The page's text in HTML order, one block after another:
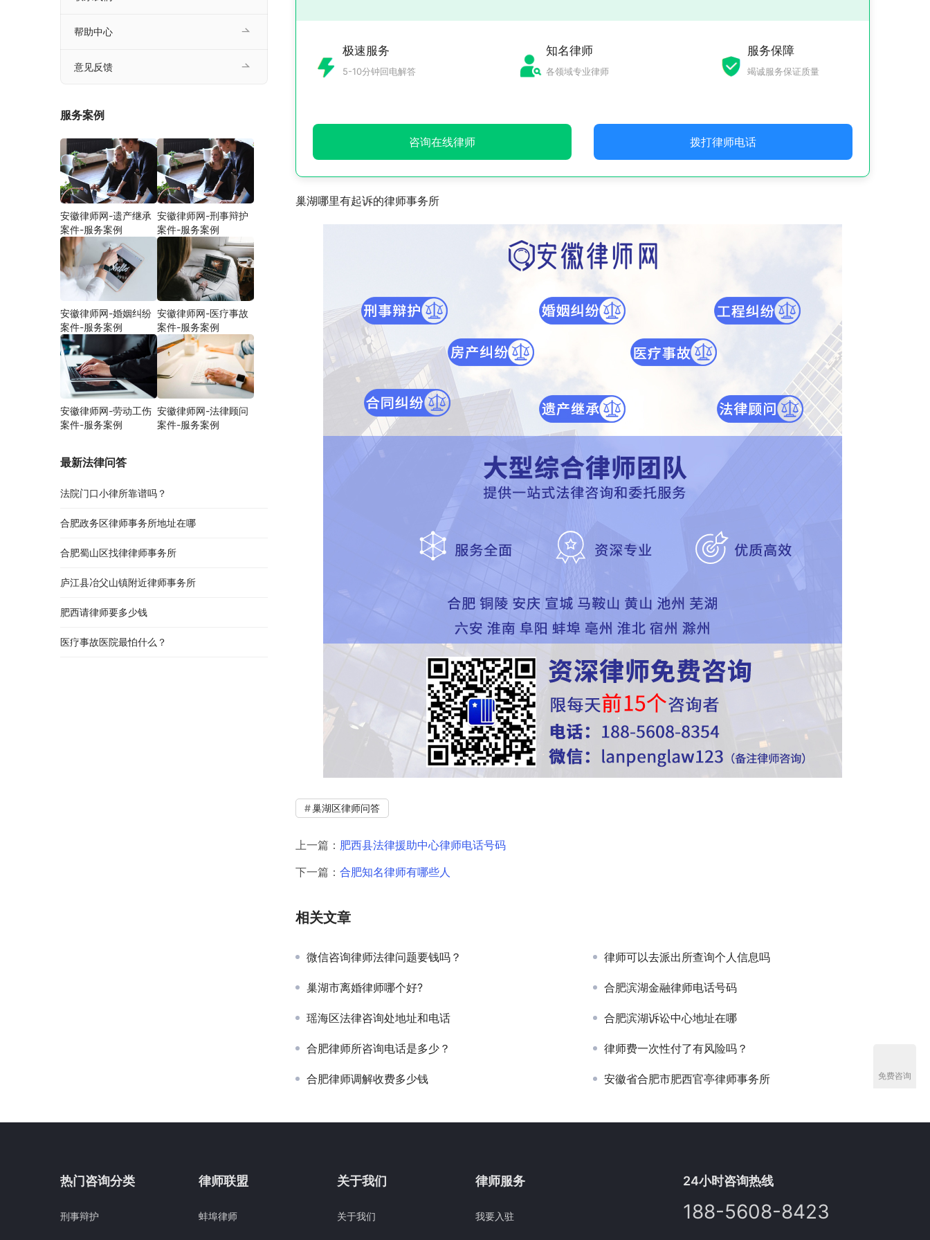
极速服务
5-10分钟回电解答
知名律师
各领域专业律师
服务保障
竭诚服务保证质量
咨询在线律师 拨打律师电话
巢湖哪里有起诉的律师事务所
巢湖区律师问答
上一篇： 肥西县法律援助中心律师电话号码
下一篇： 合肥知名律师有哪些人
相关文章
微信咨询律师法律问题要钱吗？ 律师可以去派出所查询个人信息吗
巢湖市离婚律师哪个好? 合肥滨湖金融律师电话号码
瑶海区法律咨询处地址和电话 合肥滨湖诉讼中心地址在哪
合肥律师所咨询电话是多少？ 律师费一次性付了有风险吗？
合肥律师调解收费多少钱 安徽省合肥市肥西官亭律师事务所
帮助中心
意见反馈
服务案例
安徽律师网-遗产继承
案件-服务案例
安徽律师网-刑事辩护
案件-服务案例
安徽律师网-婚姻纠纷
案件-服务案例
安徽律师网-医疗事故
案件-服务案例
安徽律师网-劳动工伤
案件-服务案例
安徽律师网-法律顾问
案件-服务案例
最新法律问答
法院门口小律所靠谱吗？
合肥政务区律师事务所地址在哪
合肥蜀山区找律律师事务所
庐江县冶父山镇附近律师事务所
肥西请律师要多少钱
医疗事故医院最怕什么？
热门咨询分类
刑事辩护
律师联盟
蚌埠律师
关于我们
关于我们
律师服务
我要入驻
24小时咨询热线
188-5608-8423
免费咨询